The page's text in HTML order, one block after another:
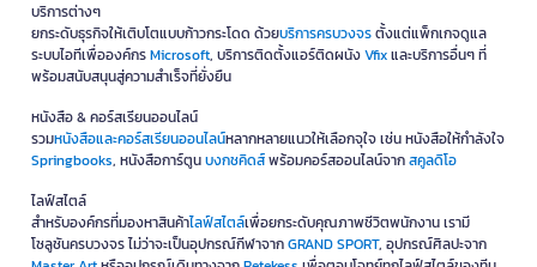
บริการต่างๆ
ยกระดับธุรกิจให้เติบโตแบบก้าวกระโดด ด้วยบริการครบวงจรตั้งแต่แพ็กเกจดูแล
ระบบไอทีเพื่อองค์กรMicrosoft, บริการติดตั้งแอร์ติดผนังVfixและบริการอื่นๆ ที่
พร้อมสนับสนุนสู่ความสำเร็จที่ยั่งยืน
หนังสือ & คอร์สเรียนออนไลน์
รวมหนังสือและคอร์สเรียนออนไลน์หลากหลายแนวให้เลือกจุใจ เช่น หนังสือให้กำลังใจ
Springbooks, หนังสือการ์ตูนบงกชคิดส์พร้อมคอร์สออนไลน์จากสคูลดิโอ
ไลฟ์สไตล์
สำหรับองค์กรที่มองหาสินค้าไลฟ์สไตล์เพื่อยกระดับคุณภาพชีวิตพนักงาน เรามี
โซลูชันครบวงจร ไม่ว่าจะเป็นอุปกรณ์กีฬาจากGRAND SPORT, อุปกรณ์ศิลปะจาก